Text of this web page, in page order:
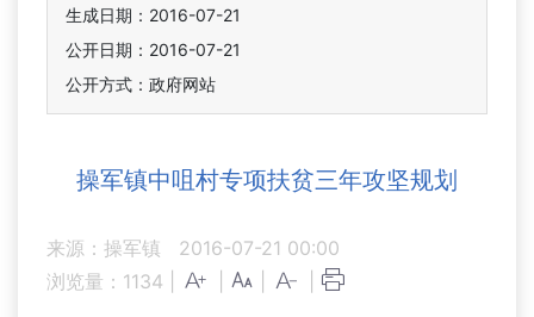
生成日期：2016-07-21
公开日期：2016-07-21
公开方式：政府网站
操军镇中咀村专项扶贫三年攻坚规划
来源：操军镇
2016-07-21 00:00
浏览量： 1134